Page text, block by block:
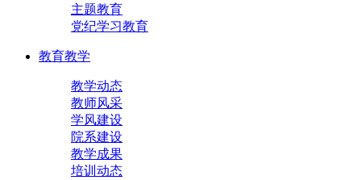
主题教育
党纪学习教育
教育教学
教学动态
教师风采
学风建设
院系建设
教学成果
培训动态